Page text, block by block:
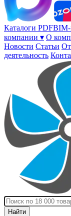
Каталоги PDFBIM-
компании ▾ О
Новости Статьи
деятельность
Найти